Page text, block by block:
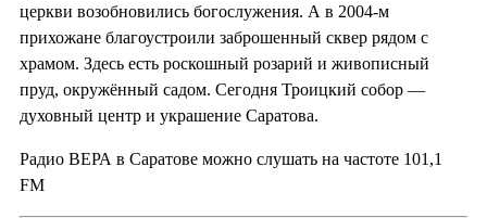
церкви возобновились богослужения. А в 2004-м
прихожане благоустроили заброшенный сквер рядом с
храмом. Здесь есть роскошный розарий и живописный
пруд, окружённый садом. Сегодня Троицкий собор —
духовный центр и украшение Саратова.
Радио ВЕРА в Саратове можно слушать на частоте 101,1
FM